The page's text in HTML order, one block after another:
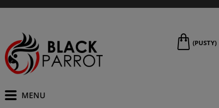
(PUSTY)